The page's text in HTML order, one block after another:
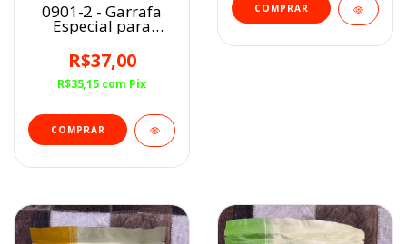
0901-2 - Garrafa
Especial para
Tereré Preta
R$37,00
R$35,15 com Pix